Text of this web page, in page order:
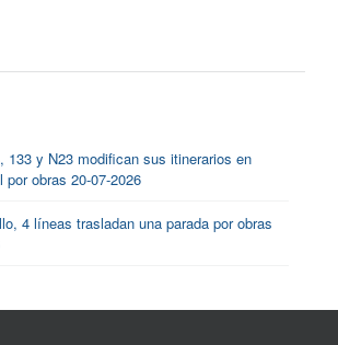
133 y N23 modifican sus itinerarios en
por obras 20-07-2026
4 líneas trasladan una parada por obras